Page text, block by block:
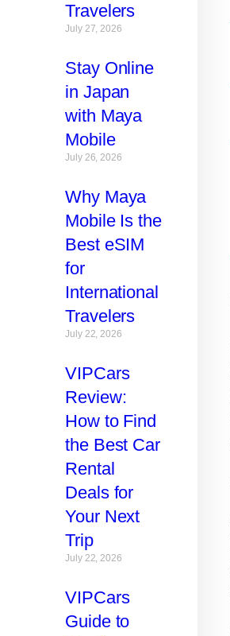
Travelers
July 27, 2026
Stay Online
in Japan
with Maya
Mobile
July 26, 2026
Why Maya
Mobile Is the
Best eSIM
for
International
Travelers
July 22, 2026
VIPCars
Review:
How to Find
the Best Car
Rental
Deals for
Your Next
Trip
July 22, 2026
VIPCars
Guide to